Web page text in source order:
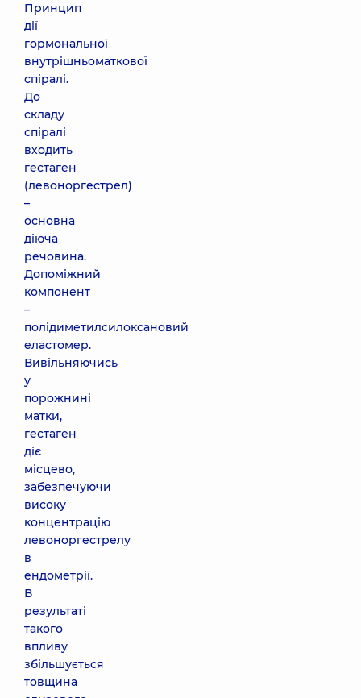
Принцип
дії
гормональної
внутрішньоматкової
спіралі.
До
складу
спіралі
входить
гестаген
(левоноргестрел)
–
основна
діюча
речовина.
Допоміжний
компонент
–
полідиметилсилоксановий
еластомер.
Вивільняючись
у
порожнині
матки,
гестаген
діє
місцево,
забезпечуючи
високу
концентрацію
левоноргестрелу
в
ендометрії.
В
результаті
такого
впливу
збільшується
товщина